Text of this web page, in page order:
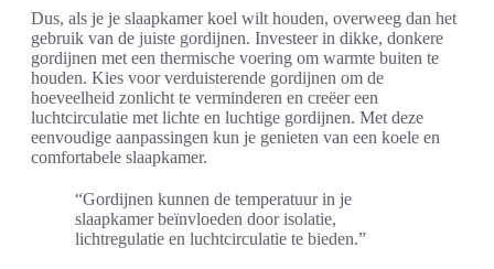
Dus, als je je slaapkamer koel wilt houden, overweeg dan het
gebruik van de juiste gordijnen. Investeer in dikke, donkere
gordijnen met een thermische voering om warmte buiten te
houden. Kies voor verduisterende gordijnen om de
hoeveelheid zonlicht te verminderen en creëer een
luchtcirculatie met lichte en luchtige gordijnen. Met deze
eenvoudige aanpassingen kun je genieten van een koele en
comfortabele slaapkamer.
“Gordijnen kunnen de temperatuur in je
slaapkamer beïnvloeden door isolatie,
lichtregulatie en luchtcirculatie te bieden.”